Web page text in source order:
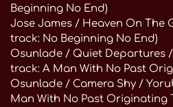
Beginning No End)
Jose James / Heaven On The
track: No Beginning No End)
Osunlade / Quiet Departures /
track: A Man With No Past
Osunlade / Camera Shy /
Man With No Past Originating